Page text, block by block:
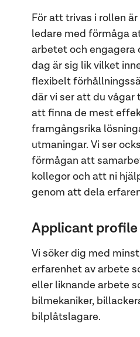
För att trivas i rollen
ledare med förmåga
arbetet och engagera
dag är sig lik vilket
flexibelt
där vi ser att du vågar
att finna de mest
framgångsrika
utmaningar. Vi ser
förmågan att
kollegor och att ni
genom att dela
Applicant profile
Vi söker dig med
erfarenhet av arbete
eller liknande arbete
bilmekaniker,
bilplåtslagare.